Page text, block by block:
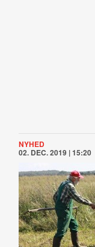
NYHED
02. DEC. 2019 | 15:20